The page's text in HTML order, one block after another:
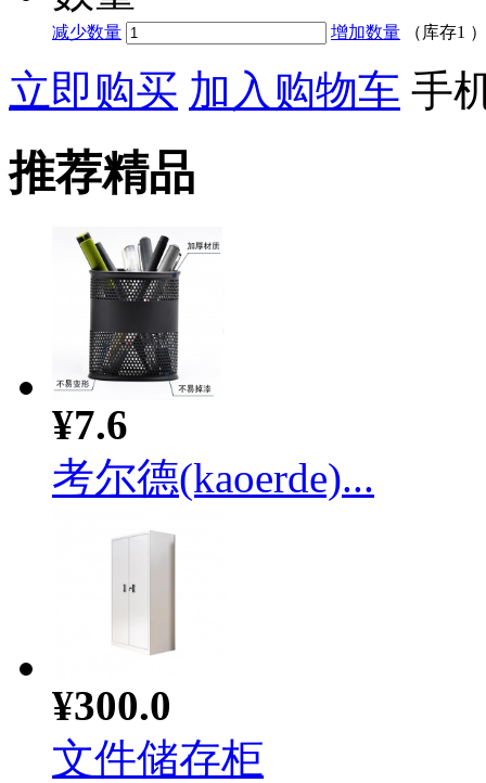
减少数量 增加数量 （库存1 ）
立即购买 加入购物车 手
推荐精品
¥7.6
考尔德(kaoerde)...
¥300.0
文件储存柜